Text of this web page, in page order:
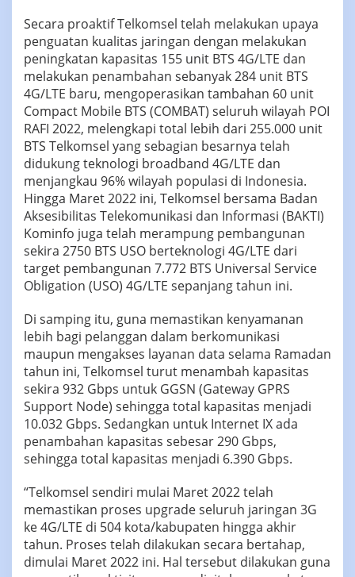
Secara proaktif Telkomsel telah melakukan upaya
penguatan kualitas jaringan dengan melakukan
peningkatan kapasitas 155 unit BTS 4G/LTE dan
melakukan penambahan sebanyak 284 unit BTS
4G/LTE baru, mengoperasikan tambahan 60 unit
Compact Mobile BTS (COMBAT) seluruh wilayah POI
RAFI 2022, melengkapi total lebih dari 255.000 unit
BTS Telkomsel yang sebagian besarnya telah
didukung teknologi broadband 4G/LTE dan
menjangkau 96% wilayah populasi di Indonesia.
Hingga Maret 2022 ini, Telkomsel bersama Badan
Aksesibilitas Telekomunikasi dan Informasi (BAKTI)
Kominfo juga telah merampung pembangunan
sekira 2750 BTS USO berteknologi 4G/LTE dari
target pembangunan 7.772 BTS Universal Service
Obligation (USO) 4G/LTE sepanjang tahun ini.
Di samping itu, guna memastikan kenyamanan
lebih bagi pelanggan dalam berkomunikasi
maupun mengakses layanan data selama Ramadan
tahun ini, Telkomsel turut menambah kapasitas
sekira 932 Gbps untuk GGSN (Gateway GPRS
Support Node) sehingga total kapasitas menjadi
10.032 Gbps. Sedangkan untuk Internet IX ada
penambahan kapasitas sebesar 290 Gbps,
sehingga total kapasitas menjadi 6.390 Gbps.
“Telkomsel sendiri mulai Maret 2022 telah
memastikan proses upgrade seluruh jaringan 3G
ke 4G/LTE di 504 kota/kabupaten hingga akhir
tahun. Proses telah dilakukan secara bertahap,
dimulai Maret 2022 ini. Hal tersebut dilakukan guna